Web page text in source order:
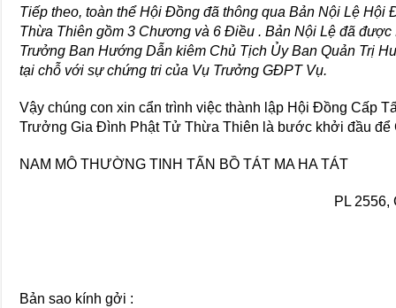
Tiếp theo, toàn thể Hội Đồng đã thông qua Bản Nội Lệ
Thừa Thiên gồm 3 Chương và 6 Điều . Bản Nội Lệ đã
Trưởng Ban Hướng Dẫn kiêm Chủ Tịch Ủy Ban Quản Trị
tại chỗ với sự chứng tri của Vụ Trưởng GĐPT Vụ.
Vậy chúng con xin cẩn trình việc thành lập Hội Đồng Cấp
Trưởng Gia Đình Phật Tử Thừa Thiên là bước khởi đầu
NAM MÔ THƯỜNG TINH TẤN BỒ TÁT MA HA TÁT
PL 2556,
Bản sao kính gởi :